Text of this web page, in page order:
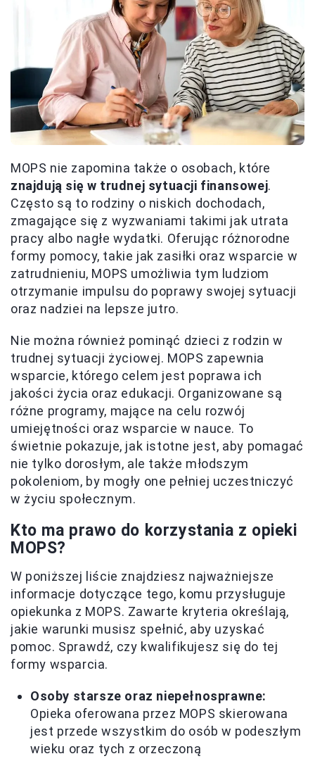
MOPS nie zapomina także o osobach, które
znajdują się w trudnej sytuacji finansowej.
Często są to rodziny o niskich dochodach,
zmagające się z wyzwaniami takimi jak utrata
pracy albo nagłe wydatki. Oferując różnorodne
formy pomocy, takie jak zasiłki oraz wsparcie w
zatrudnieniu, MOPS umożliwia tym ludziom
otrzymanie impulsu do poprawy swojej sytuacji
oraz nadziei na lepsze jutro.
Nie można również pominąć dzieci z rodzin w
trudnej sytuacji życiowej. MOPS zapewnia
wsparcie, którego celem jest poprawa ich
jakości życia oraz edukacji. Organizowane są
różne programy, mające na celu rozwój
umiejętności oraz wsparcie w nauce. To
świetnie pokazuje, jak istotne jest, aby pomagać
nie tylko dorosłym, ale także młodszym
pokoleniom, by mogły one pełniej uczestniczyć
w życiu społecznym.
Kto ma prawo do korzystania z opieki
MOPS?
W poniższej liście znajdziesz najważniejsze
informacje dotyczące tego, komu przysługuje
opiekunka z MOPS. Zawarte kryteria określają,
jakie warunki musisz spełnić, aby uzyskać
pomoc. Sprawdź, czy kwalifikujesz się do tej
formy wsparcia.
Osoby starsze oraz niepełnosprawne:
Opieka oferowana przez MOPS skierowana
jest przede wszystkim do osób w podeszłym
wieku oraz tych z orzeczoną